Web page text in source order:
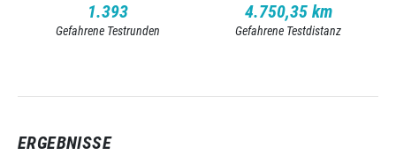
1.393
Gefahrene Testrunden
4.750,35 km
Gefahrene Testdistanz
ERGEBNISSE